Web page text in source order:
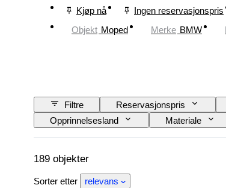
Kjøp nå Ingen reservasjonspris
Objekt Moped Merke BMW
Filtre Reservasjonspris
Opprinnelsesland
Materiale
CoC (Samsvarssertifikat)
189 objekter
Sorter etter relevans